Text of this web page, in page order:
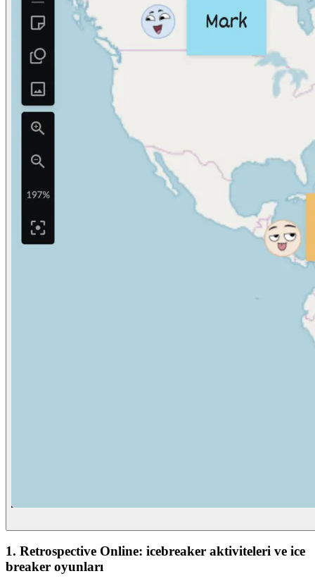
1. Retrospective Online: icebreaker aktiviteleri ve ice
breaker oyunları